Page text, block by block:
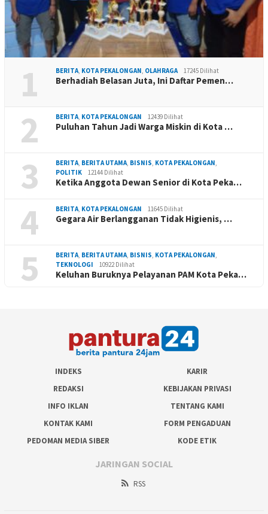
1 BERITA KOTA PEKALONGAN OLAHRAGA 17245 Dilihat
Berhadiah Belasan Juta, Ini Daftar Pemen…
2 BERITA KOTA PEKALONGAN 12439 Dilihat
Puluhan Tahun Jadi Warga Miskin di Kota …
3 BERITA BERITA UTAMA BISNIS KOTA PEKALONGAN
POLITIK
12144 Dilihat
Ketika Anggota Dewan Senior di Kota Peka…
4 BERITA KOTA PEKALONGAN 11645 Dilihat
Gegara Air Berlangganan Tidak Higienis, …
5 BERITA BERITA UTAMA BISNIS KOTA PEKALONGAN
TEKNOLOGI
10922 Dilihat
Keluhan Buruknya Pelayanan PAM Kota Peka…
INDEKS
KARIR
REDAKSI
KEBIJAKAN PRIVASI
INFO IKLAN
TENTANG KAMI
KONTAK KAMI
FORM PENGADUAN
PEDOMAN MEDIA SIBER
KODE ETIK
JARINGAN SOCIAL
RSS